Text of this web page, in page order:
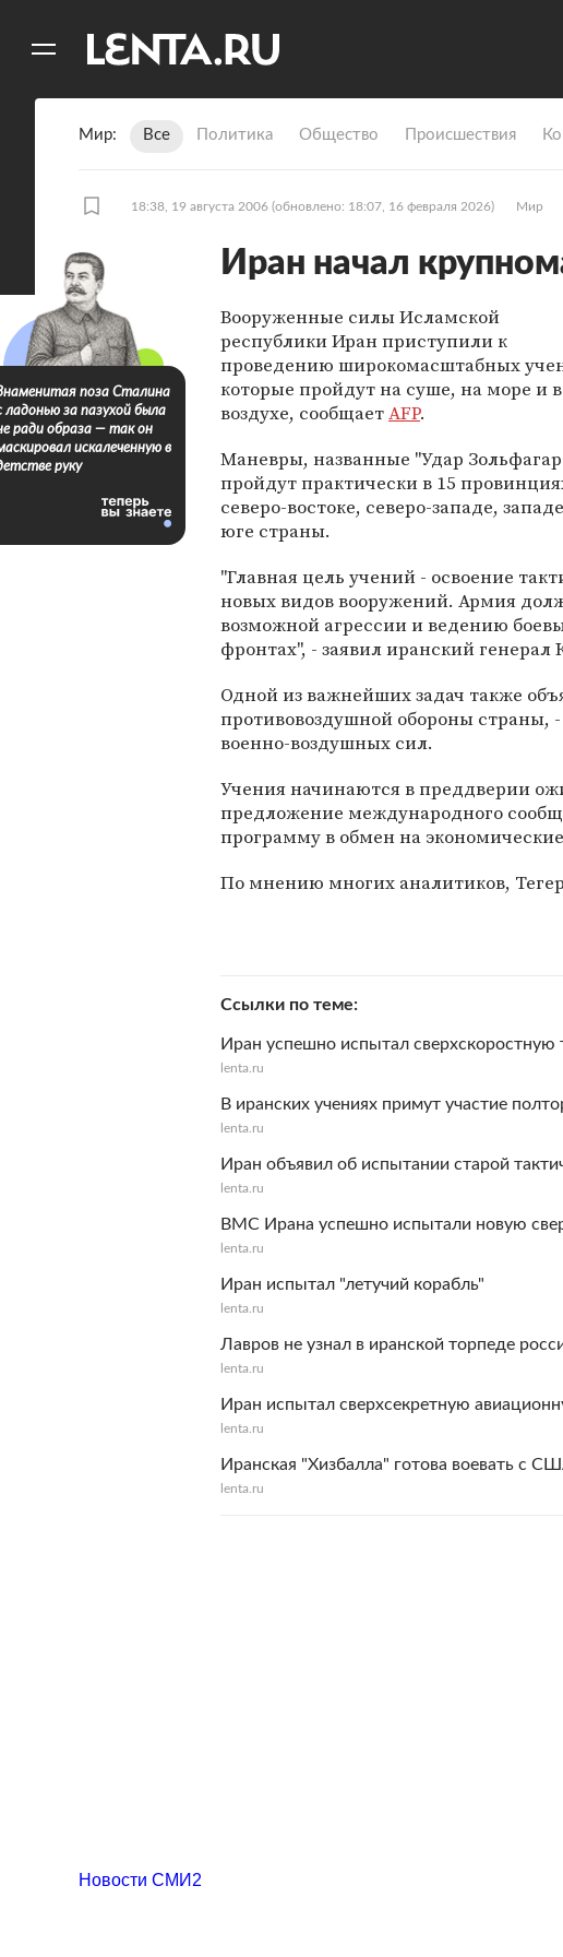
Мир Все Политика Общество Происшествия
18:38, 19 августа 2006 (обновлено: 18:07, 16 февраля 2026) Мир
Иран начал
Вооруженные силы Исламской
республики Иран приступили к
проведению широкомасштабных
которые пройдут на суше, на море и в
воздухе, сообщаетAFP.
Маневры, названные "Удар
пройдут практически в 15
северо-востоке, северо-западе,
юге страны.
"Главная цель учений - освоение
новых видов вооружений. Армия
возможной агрессии и ведению
фронтах", - заявил иранский
Одной из важнейших задач также
противовоздушной обороны страны,
военно-воздушных сил.
Учения начинаются в преддверии
предложение международного
программу в обмен на
По мнению многих аналитиков,
Ссылки по теме
Иран успешно испытал сверхскоростную
lenta.ru
В иранских учениях примут участие
lenta.ru
Иран объявил об испытании старой
lenta.ru
ВМС Ирана успешно испытали новую
lenta.ru
Иран испытал "летучий корабль"
lenta.ru
Лавров не узнал в иранской торпеде
lenta.ru
Иран испытал сверхсекретную
lenta.ru
Иранская "Хизбалла" готова воевать с
lenta.ru
поза Сталина
ладонью за пазухой была
ради образа — так он
искалеченную в
руку
Новости СМИ2